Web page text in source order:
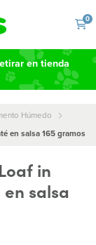
0
en tienda
Húmedo
en salsa 165 gramos
in
salsa